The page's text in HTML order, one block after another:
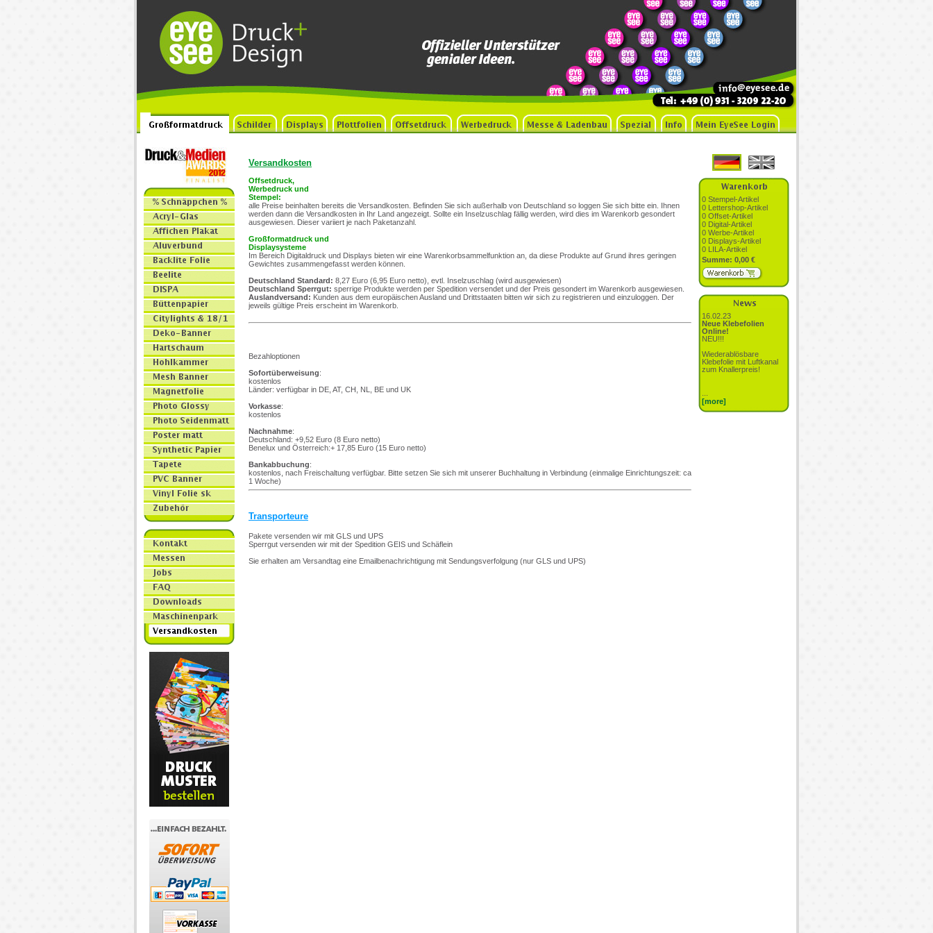
Versandkosten
Offsetdruck,
Werbedruck und
Stempel:
alle Preise beinhalten bereits die Versandkosten. Befinden Sie sich außerhalb von Deutschland so loggen Sie sich bitte ein. Ihnen
werden dann die Versandkosten in Ihr Land angezeigt. Sollte ein Inselzuschlag fällig werden, wird dies im Warenkorb gesondert
ausgewiesen. Dieser variiert je nach Paketanzahl.
Großformatdruck und
Displaysysteme
Im Bereich Digitaldruck und Displays bieten wir eine Warenkorbsammelfunktion an, da diese Produkte auf Grund ihres geringen
Gewichtes zusammengefasst werden können.
Deutschland Standard: 8,27 Euro (6,95 Euro netto), evtl. Inselzuschlag (wird ausgewiesen)
Deutschland Sperrgut: sperrige Produkte werden per Spedition versendet und der Preis gesondert im Warenkorb ausgewiesen.
Auslandversand: Kunden aus dem europäischen Ausland und Drittstaaten bitten wir sich zu registrieren und einzuloggen. Der
jeweils gültige Preis erscheint im Warenkorb.
Bezahloptionen
Sofortüberweisung:
kostenlos
Länder: verfügbar in DE, AT, CH, NL, BE und UK
Vorkasse:
kostenlos
Nachnahme:
Deutschland: +9,52 Euro (8 Euro netto)
Benelux und Österreich:+ 17,85 Euro (15 Euro netto)
Bankabbuchung:
kostenlos, nach Freischaltung verfügbar. Bitte setzen Sie sich mit unserer Buchhaltung in Verbindung (einmalige Einrichtungszeit: ca
1 Woche)
Transporteure
Pakete versenden wir mit GLS und UPS
Sperrgut versenden wir mit der Spedition GEIS und Schäflein
Sie erhalten am Versandtag eine Emailbenachrichtigung mit Sendungsverfolgung (nur GLS und UPS)
0 Stempel-Artikel
0 Lettershop-Artikel
0 Offset-Artikel
0 Digital-Artikel
0 Werbe-Artikel
0 Displays-Artikel
0 LILA-Artikel
Summe: 0,00 €
16.02.23
Neue Klebefolien
Online!
NEU!!!
Wiederablösbare
Klebefolie mit Luftkanal
zum Knallerpreis!
[more]